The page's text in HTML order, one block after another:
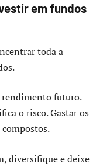
em fundos
toda a
rendimento futuro.
o risco. Gastar os
diversifique e deixe